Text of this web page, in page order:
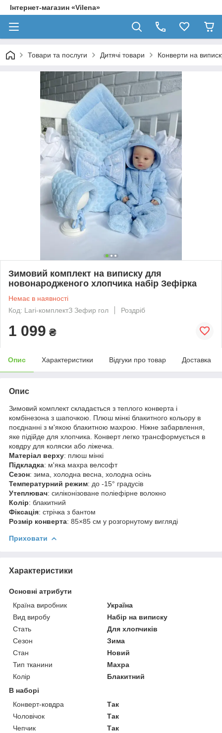
Інтернет-магазин «Vilena»
Товари та послуги Дитячі товари Конверти на
Зимовий комплект на виписку для
новонародженого хлопчика набір Зефірка
Немає в наявності
Код: Lari-комплектЗ Зефир гол
Роздріб
1 099 ₴
Опис Характеристики Відгуки про товар Доставка
Опис
Зимовий комплект складається з теплого конверта і
комбінезона з шапочкою. Плюш мінкі блакитного кольору в
поєднанні з м'якою блакитною махрою. Ніжне забарвлення,
яке підійде для хлопчика. Конверт легко трансформується в
ковдру для коляски або ліжечка.
Матеріал верху: плюш мінкі
Підкладка: м'яка махра велсофт
Сезон: зима, холодна весна, холодна осінь
Температурний режим: до -15° градусів
Утеплювач: силіконізоване поліефірне волокно
Колір: блакитний
Фіксація: стрічка з бантом
Розмір конверта: 85×85 см у розгорнутому вигляді
Приховати
Характеристики
Основні атрибути
Країна виробник
Україна
Вид виробу
Набір на виписку
Стать
Для хлопчиків
Сезон
Зима
Стан
Новий
Тип тканини
Махра
Колір
Блакитний
В наборі
Конверт-ковдра
Так
Чоловічок
Так
Чепчик
Так